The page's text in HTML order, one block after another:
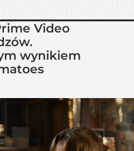
Video
wynikiem